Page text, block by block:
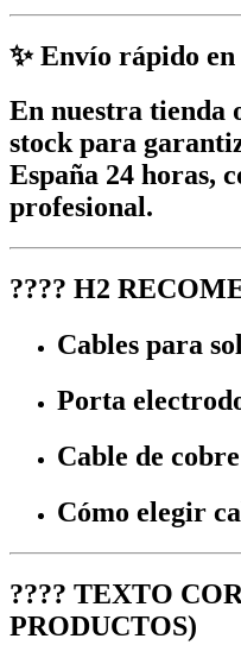
✨ Envío rápido en
En nuestra tienda
stock para
España 24 horas,
profesional.
???? H2
Cables para
Porta
Cable de
Cómo elegir
???? TEXTO
PRODUCTOS)